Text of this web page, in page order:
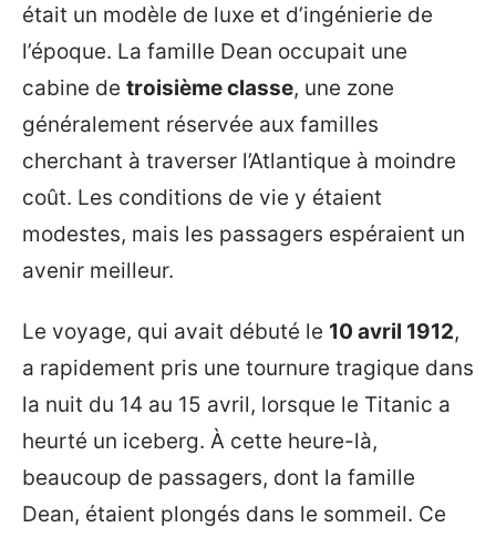
était un modèle de luxe et d’ingénierie de
l’époque. La famille Dean occupait une
cabine de troisième classe, une zone
généralement réservée aux familles
cherchant à traverser l’Atlantique à moindre
coût. Les conditions de vie y étaient
modestes, mais les passagers espéraient un
avenir meilleur.
Le voyage, qui avait débuté le 10 avril 1912,
a rapidement pris une tournure tragique dans
la nuit du 14 au 15 avril, lorsque le Titanic a
heurté un iceberg. À cette heure-là,
beaucoup de passagers, dont la famille
Dean, étaient plongés dans le sommeil. Ce